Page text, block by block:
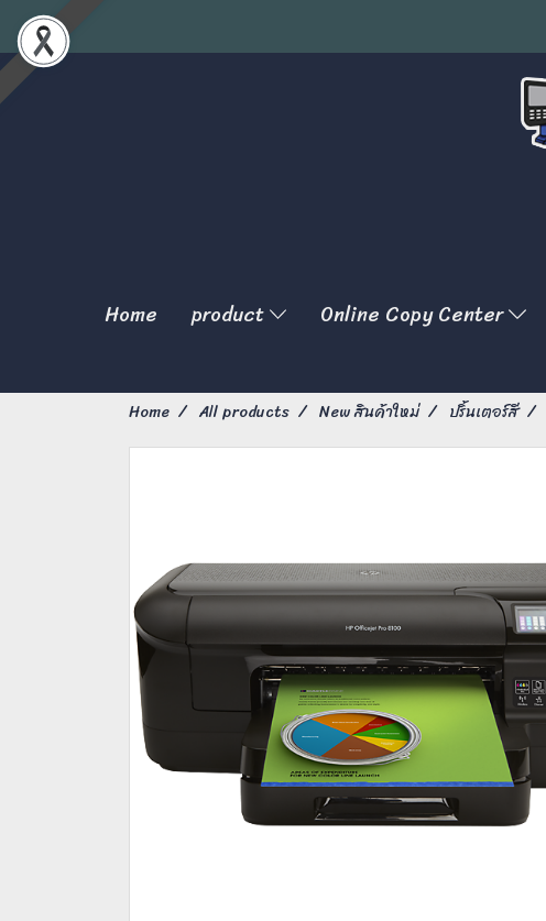
Home product Online Copy Center
Home All products New สินค้าใหม่ ปริ้นเตอร์สี